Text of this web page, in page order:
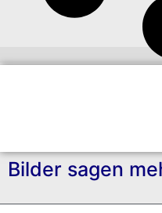
Bilder sagen